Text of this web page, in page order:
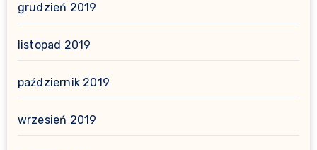
grudzień 2019
listopad 2019
październik 2019
wrzesień 2019